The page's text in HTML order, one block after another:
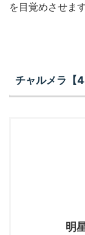
を目覚めさせます
チャルメラ【
明